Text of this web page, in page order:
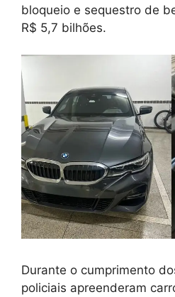
bloqueio e sequestro de
R$ 5,7 bilhões.
Durante o cumprimento
policiais apreenderam